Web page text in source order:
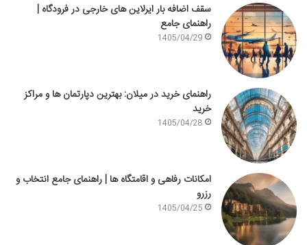
سقف اضافه بار ایرلاین های خارجی در فرودگاه |
راهنمای جامع
1405/04/29
راهنمای خرید در میلان: بهترین دپارتمان ها و مراکز
خرید
1405/04/28
امکانات رفاهی و اقامتگاه ها | راهنمای جامع انتخاب و
رزرو
1405/04/25